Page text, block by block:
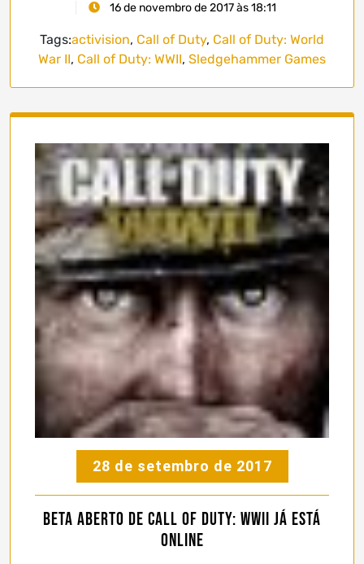
16 de novembro de 2017 às 18:11
Tags:activision, Call of Duty, Call of Duty: World
War II, Call of Duty: WWII, Sledgehammer Games
28 de setembro de 2017
Beta aberto de Call of Duty: WWII já está
online